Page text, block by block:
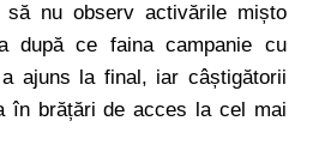
să nu observ activările mișto
după ce faina campanie cu
ajuns la final, iar câștigătorii
în brățări de acces la cel mai